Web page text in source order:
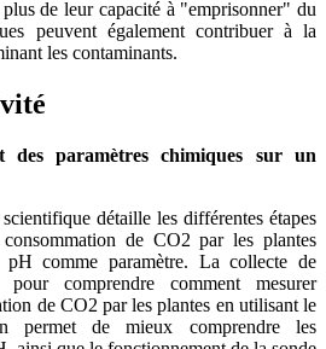
de leur capacité à "emprisonner" du
peuvent également contribuer à la
les contaminants.
des paramètres chimiques sur un
détaille les différentes étapes
de CO2 par les plantes
comme paramètre. La collecte de
comprendre comment mesurer
de CO2 par les plantes en utilisant le
permet de mieux comprendre les